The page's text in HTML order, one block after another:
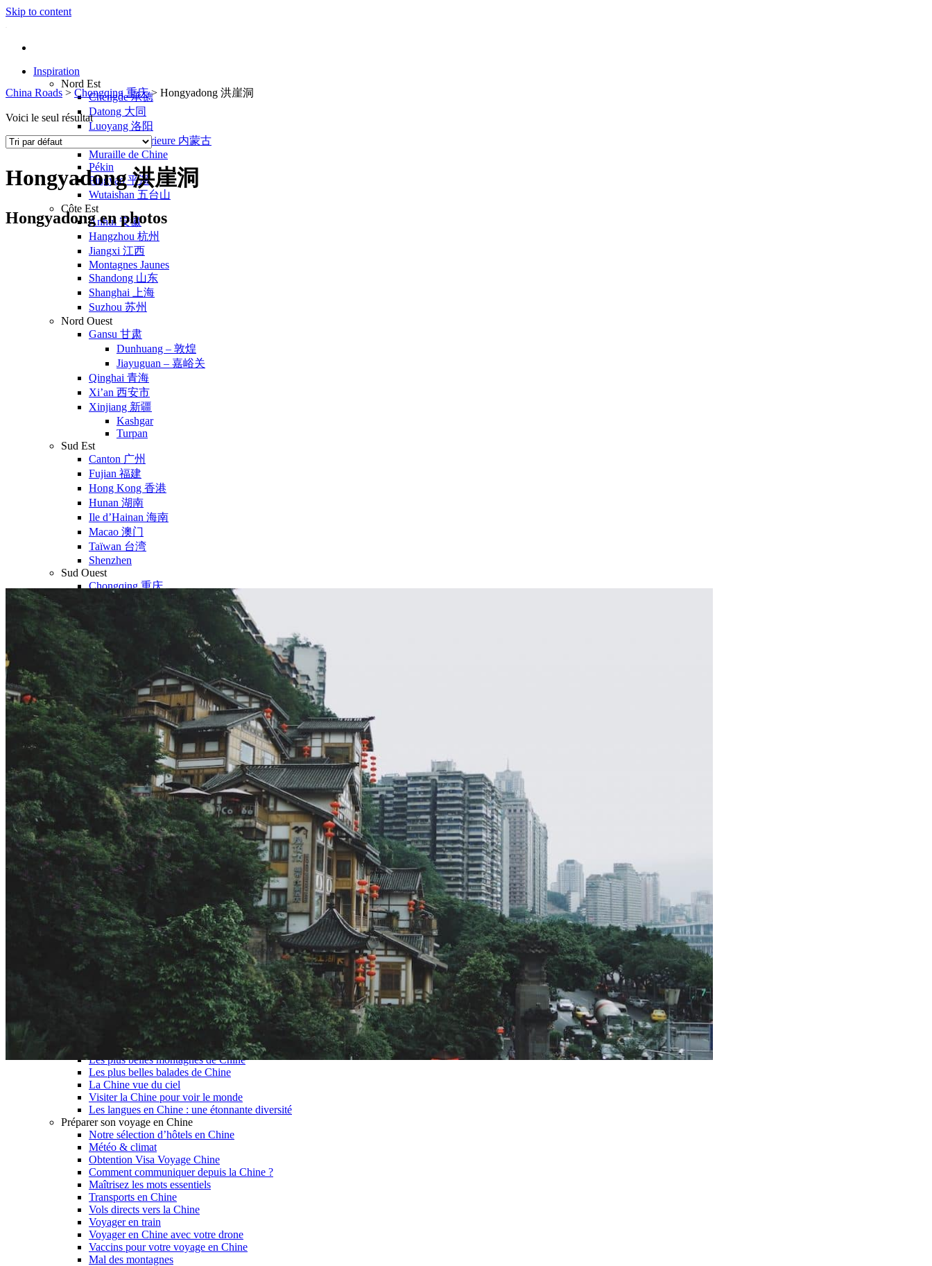
Skip to content
Inspiration
Nord Est
Chengde 承德
Datong 大同
Luoyang 洛阳
Mongolie Intérieure 内蒙古
Muraille de Chine
Pékin
Pingyao 平遥
Wutaishan 五台山
Côte Est
Anhui 安徽
Hangzhou 杭州
Jiangxi 江西
Montagnes Jaunes
Shandong 山东
Shanghai 上海
Suzhou 苏州
Nord Ouest
Gansu 甘肃
Dunhuang – 敦煌
Jiayuguan – 嘉峪关
Qinghai 青海
Xi’an 西安市
Xinjiang 新疆
Kashgar
Turpan
Sud Est
Canton 广州
Fujian 福建
Hong Kong 香港
Hunan 湖南
Ile d’Hainan 海南
Macao 澳门
Taïwan 台湾
Shenzhen
Sud Ouest
Chongqing 重庆
Guangxi 广西
Guizhou 贵州
Sichuan 四川
Tibet 西藏
Yunnan 云南
Circuits
Organisation
Circuits sur mesure
Nos Petits Groupes
Ambiance
Classique et incontournables
Culture & expériences
Nature et grands paysages
Famille et enfants
Trekking et aventure
Luxe et exception
Où et quand partir ?
Printemps
Eté
Automne
Hiver
Infos pratiques
Notre agence
Notre agence en Chine
Réseau Asian Roads
Garanties et engagements Asian Roads
Avis de nos voyageurs
Voyages d’affaires en Chine
Voyage scolaire et culturel en Chine
La Chine & ses secrets
Présentation de la Chine
Cuisines de Chine
Les Minorités Ethniques Chinoises
Fêtes traditionnelles & vacances en Chine
Les signes astrologiques Chinois
Les plus belles montagnes de Chine
Les plus belles balades de Chine
La Chine vue du ciel
Visiter la Chine pour voir le monde
Les langues en Chine : une étonnante diversité
Préparer son voyage en Chine
Notre sélection d’hôtels en Chine
Météo & climat
Obtention Visa Voyage Chine
Comment communiquer depuis la Chine ?
Maîtrisez les mots essentiels
Transports en Chine
Vols directs vers la Chine
Voyager en train
Voyager en Chine avec votre drone
Vaccins pour votre voyage en Chine
Mal des montagnes
China Roads > Chongqing 重庆 > Hongyadong 洪崖洞
Voici le seul résultat
Hongyadong 洪崖洞
Hongyadong en photos